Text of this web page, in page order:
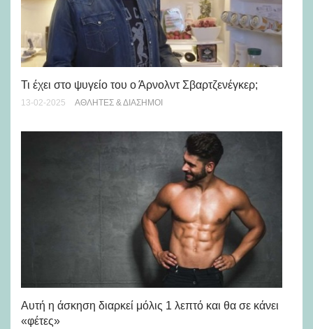
Τι έχει στο ψυγείο του ο Άρνολντ Σβαρτζενέγκερ;
13-02-2025 ΑΘΛΗΤΈΣ & ΔΙΆΣΗΜΟΙ
Αυτή η άσκηση διαρκεί μόλις 1 λεπτό και θα σε κάνει
«φέτες»